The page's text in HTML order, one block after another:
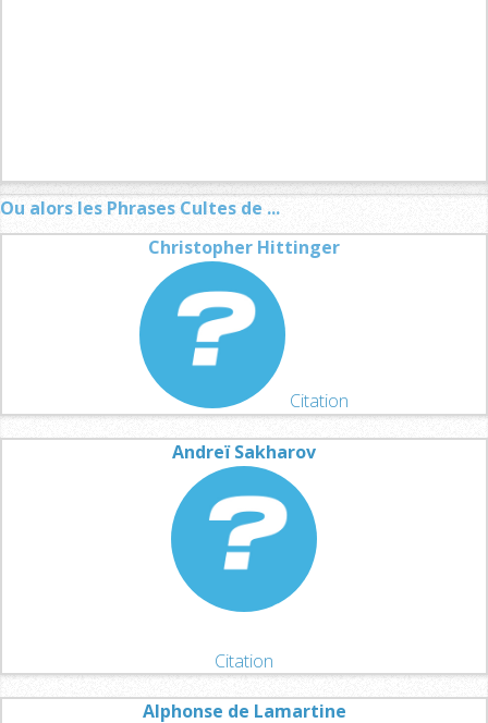
Ou alors les Phrases Cultes de ...
Christopher Hittinger
Citation
Andreï Sakharov
Citation
Alphonse de Lamartine